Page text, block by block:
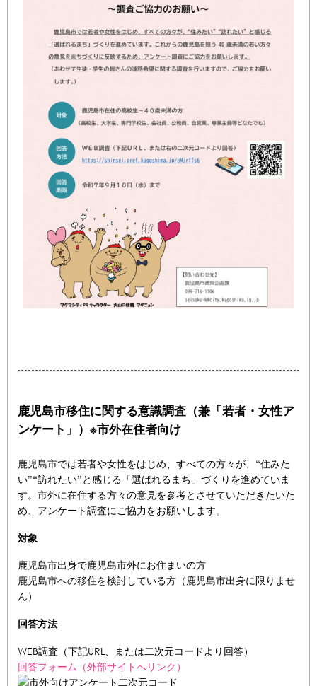
鹿児島市移住に関する意識調査（兼「若者・女性ア
ンケート」）※市外在住者向け
鹿児島市では若者や女性をはじめ、すべての方々が、“住みた
い”“訪れたい”と感じる「選ばれるまち」づくりを進めていま
す。市外に在住する方々の意見を参考とさせていただきたいた
め、アンケート調査にご協力をお願いします。
対象
鹿児島市出身で鹿児島市外にお住まいの方
鹿児島市への移住を検討している方（鹿児島市出身に限りませ
ん）
回答方法
WEB調査（下記URL、または二次元コードより回答）
回答フォーム（外部サイトへリンク）